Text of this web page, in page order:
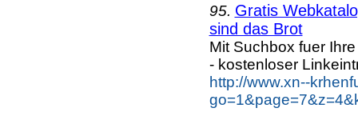
95. Gratis
sind das Brot
Mit Suchbox fuer
- kostenloser
http://www.xn--